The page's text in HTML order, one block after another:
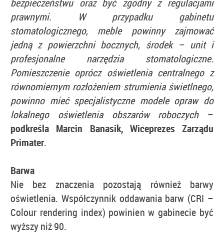
bezpieczeństwu oraz być zgodny z regulacjami
prawnymi. W przypadku gabinetu
stomatologicznego, meble powinny zajmować
jedną z powierzchni bocznych, środek – unit i
profesjonalne narzędzia stomatologiczne.
Pomieszczenie oprócz oświetlenia centralnego z
równomiernym rozłożeniem strumienia świetlnego,
powinno mieć specjalistyczne modele opraw do
lokalnego oświetlenia obszarów roboczych–
podkreśla Marcin Banasik, Wiceprezes Zarządu
Primater.
Barwa
Nie bez znaczenia pozostają również barwy
oświetlenia. Współczynnik oddawania barw (CRI –
Colour rendering index) powinien w gabinecie być
wyższy niż 90.